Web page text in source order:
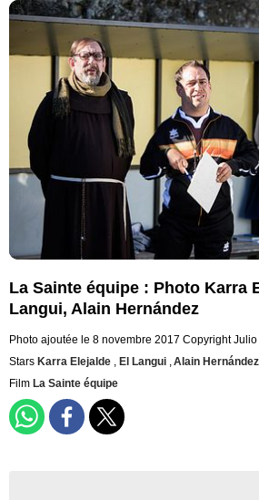
La Sainte équipe : Photo Karra
Langui, Alain Hernández
Photo ajoutée le 8 novembre 2017 Copyright Julio
Stars Karra Elejalde , El Langui ,Alain Hernández
Film La Sainte équipe